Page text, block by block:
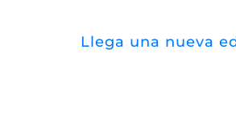
Llega una nueva